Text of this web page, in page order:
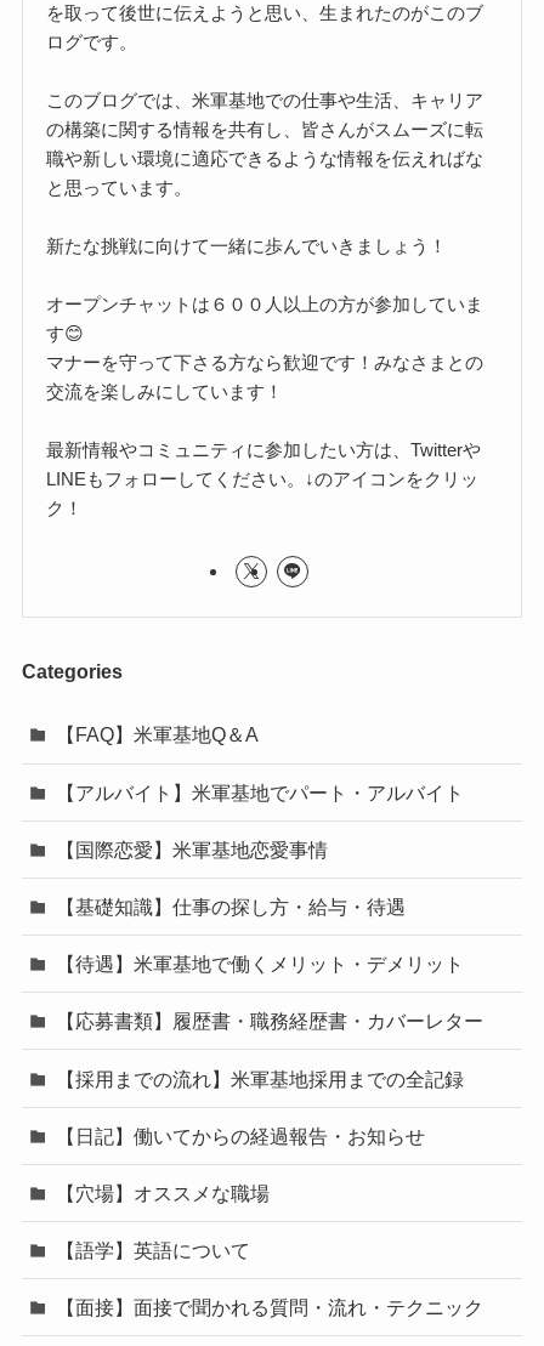
を取って後世に伝えようと思い、生まれたのがこのブ
ログです。
このブログでは、米軍基地での仕事や生活、キャリア
の構築に関する情報を共有し、皆さんがスムーズに転
職や新しい環境に適応できるような情報を伝えればな
と思っています。
新たな挑戦に向けて一緒に歩んでいきましょう！
オープンチャットは６００人以上の方が参加していま
す😊
マナーを守って下さる方なら歓迎です！みなさまとの
交流を楽しみにしています！
最新情報やコミュニティに参加したい方は、Twitterや
LINEもフォローしてください。↓のアイコンをクリッ
ク！
Categories
【FAQ】米軍基地Q＆A
【アルバイト】米軍基地でパート・アルバイト
【国際恋愛】米軍基地恋愛事情
【基礎知識】仕事の探し方・給与・待遇
【待遇】米軍基地で働くメリット・デメリット
【応募書類】履歴書・職務経歴書・カバーレター
【採用までの流れ】米軍基地採用までの全記録
【日記】働いてからの経過報告・お知らせ
【穴場】オススメな職場
【語学】英語について
【面接】面接で聞かれる質問・流れ・テクニック